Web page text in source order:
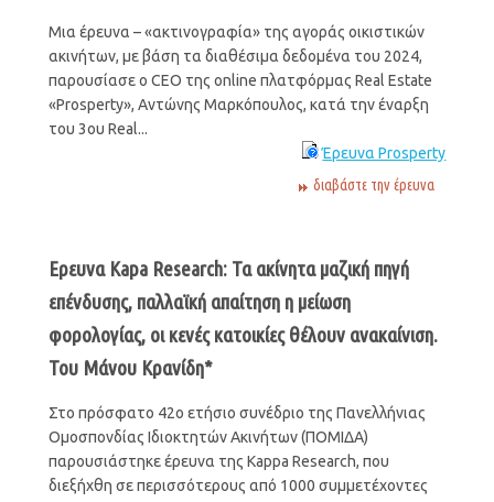
Μια έρευνα – «ακτινογραφία» της αγοράς οικιστικών
ακινήτων, με βάση τα διαθέσιμα δεδομένα του 2024,
παρουσίασε ο CEO της οnline πλατφόρμας Real Estate
«Prosperty», Αντώνης Μαρκόπουλος, κατά την έναρξη
του 3ου Real...
Έρευνα Prosperty
διαβάστε την έρευνα
Ερευνα Kapa Research: Τα ακίνητα μαζική πηγή
επένδυσης, παλλαϊκή απαίτηση η μείωση
φορολογίας, οι κενές κατοικίες θέλουν ανακαίνιση.
Του Μάνου Κρανίδη*
Στο πρόσφατο 42ο ετήσιο συνέδριο της Πανελλήνιας
Ομοσπονδίας Ιδιοκτητών Ακινήτων (ΠΟΜΙΔΑ)
παρουσιάστηκε έρευνα της Kappa Research, που
διεξήχθη σε περισσότερους από 1000 συμμετέχοντες